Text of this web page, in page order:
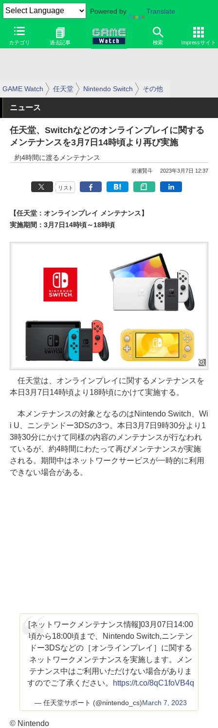
Powered by Translate
カテゴリ 過去記事 検索 Impressサイト
GAME Watch 任天堂 Nintendo Switch その他
ニュース
任天堂、Switchなどのオンラインプレイに関する
メンテナンスを3月7日14時頃より再び実施
約4時間に渡るメンテナンス
岩瀬賢斗 2023年3月7日 12:37
リスト
【任天堂：オンラインプレイ メンテナンス】
実施期間：3月7日14時頃～18時頃
任天堂は、オンラインプレイに関するメンテナンスを
本日3月7日14時頃より18時頃にかけて実施する。
本メンテナンスの対象となるのはNintendo Switch、Wi
i U、ニンテンドー3DSの3つ。本日3月7日9時30分より1
3時30分にかけて同様の内容のメンテナンスが行なわれ
ているが、約4時間にわたって再びメンテナンスが実施
される。期間中はネットワークサービスが一時的に利用
できない場合がある。
[ネットワークメンテナンス情報]03月07日14:00
頃から18:00頃まで、Nintendo Switch,ニンテン
ドー3DSなどの［オンラインプレイ］に関する
ネットワークメンテナンスを実施します。メン
テナンス中はご利用いただけない場合がありま
すのでご了承ください。
https://t.co/8qC1foVB4q
— 任天堂サポート (@nintendo_cs)March 7, 2023
© Nintendo